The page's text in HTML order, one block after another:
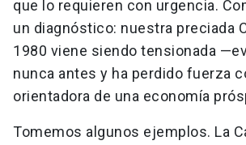
que lo requieren con urgencia.
un diagnóstico: nuestra preciada
1980 viene siendo tensionada
nunca antes y ha perdido fuerza
orientadora de una economía
Tomemos algunos ejemplos. La